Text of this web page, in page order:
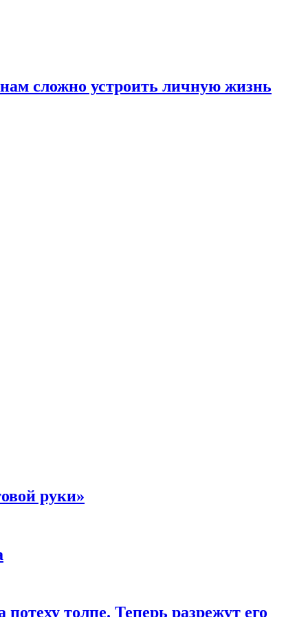
сложно устроить личную жизнь
руки»
толпе. Теперь разрежут его